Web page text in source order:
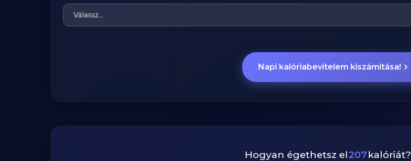
Napi kalóriabevitelem kiszámítása!
Hogyan égethetsz el207kalóriát?